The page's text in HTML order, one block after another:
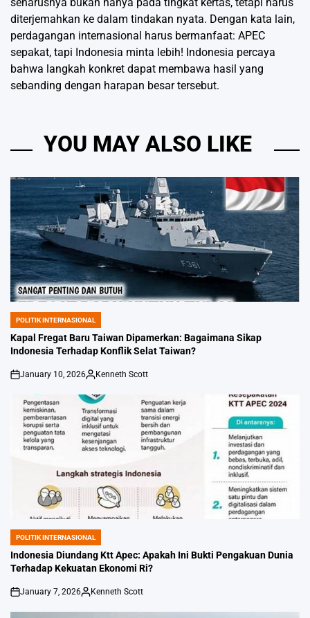
seharusnya bukan hanya pada tingkat kertas, tetapi harus
diterjemahkan ke dalam tindakan nyata. Dengan kata lain,
perdagangan internasional harus bermanfaat: APEC
sepakat, tapi Indonesia minta lebih! Indonesia percaya
bahwa langkah konkret dapat membawa hasil yang
sebanding dengan harapan besar tersebut.
YOU MAY ALSO LIKE
POSTED
IN
POLITIK INTERNASIONAL
Kapal Fregat Baru Taiwan Dipamerkan: Bagaimana Sikap
Indonesia Terhadap Konflik Selat Taiwan?
on
January 10, 2026
Posted
by
Kenneth Scott
POSTED
IN
POLITIK INTERNASIONAL
Indonesia Diundang Ktt Apec: Apakah Ini Bukti Pengakuan Dunia
Terhadap Kekuatan Ekonomi Ri?
on
January 7, 2026
Posted
by
Kenneth Scott